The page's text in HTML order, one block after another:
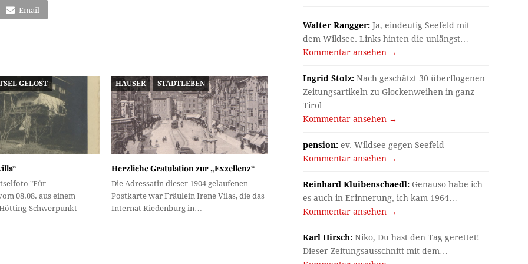
Email
GELÖST
"Für
08.08. aus einem
Schwerpunkt
HÄUSER STADTLEBEN
Herzliche Gratulation zur „Exzellenz“
Die Adressatin dieser 1904 gelaufenen
Postkarte war Fräulein Irene Vilas, die das
Internat Riedenburg in…
Walter Rangger: Ja, eindeutig Seefeld mit
dem Wildsee. Links hinten die unlängst…
Kommentar ansehen →
Ingrid Stolz: Nach geschätzt 30 überflogenen
Zeitungsartikeln zu Glockenweihen in ganz
Tirol…
Kommentar ansehen →
pension: ev. Wildsee gegen Seefeld
Kommentar ansehen →
Reinhard Kluibenschaedl: Genauso habe ich
es auch in Erinnerung, ich kam 1964…
Kommentar ansehen →
Karl Hirsch: Niko, Du hast den Tag gerettet!
Dieser Zeitungsausschnitt mit dem…